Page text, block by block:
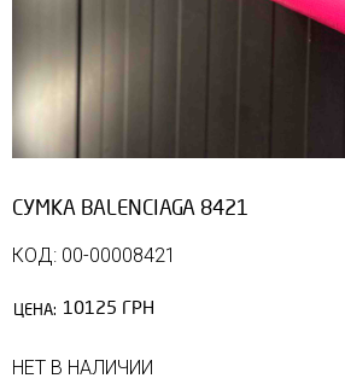
СУМКА BALENCIAGA 8421
КОД: 00-00008421
ЦЕНА: 10125 ГРН
НЕТ В НАЛИЧИИ